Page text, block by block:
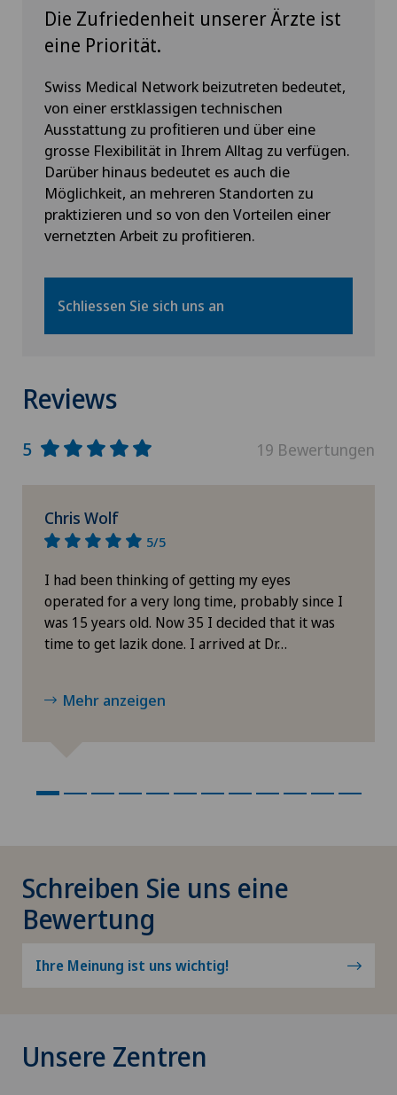
Die Zufriedenheit unserer Ärzte ist
eine Priorität.
Swiss Medical Network beizutreten bedeutet,
von einer erstklassigen technischen
Ausstattung zu profitieren und über eine
grosse Flexibilität in Ihrem Alltag zu verfügen.
Darüber hinaus bedeutet es auch die
Möglichkeit, an mehreren Standorten zu
praktizieren und so von den Vorteilen einer
vernetzten Arbeit zu profitieren.
Schliessen Sie sich uns an
Reviews
5 19 Bewertungen
Chris Wolf
5/5
I had been thinking of getting my eyes
operated for a very long time, probably since I
was 15 years old. Now 35 I decided that it was
time to get lazik done. I arrived at Dr…
Mehr anzeigen
Schreiben Sie uns eine
Bewertung
Ihre Meinung ist uns wichtig!
Unsere Zentren